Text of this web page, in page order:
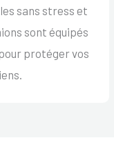
sans stress et
sont équipés
protéger vos